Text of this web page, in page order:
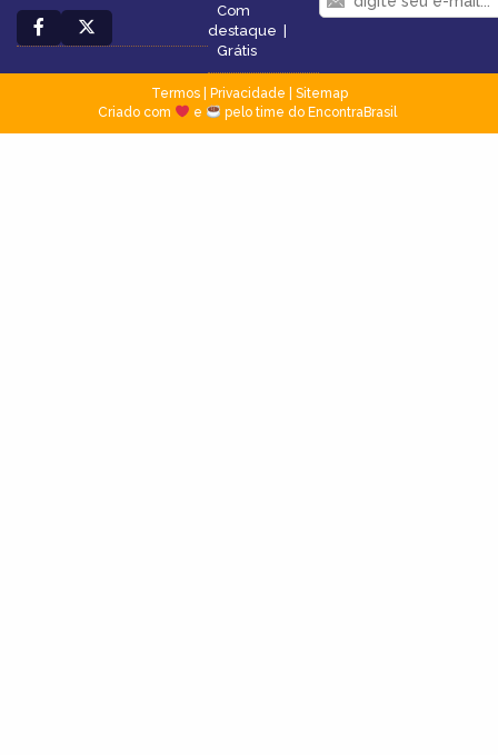
Com
destaque |
Grátis
Termos| Privacidade
Sitemap
Criado com
e pelo time do EncontraBrasil